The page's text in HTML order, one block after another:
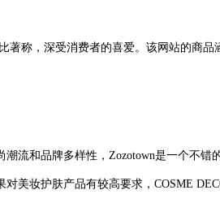
著称，深受消费者的喜爱。该网站的商
流和品牌多样性，Zozotown是一个不
美妆护肤产品有较高要求，COSME